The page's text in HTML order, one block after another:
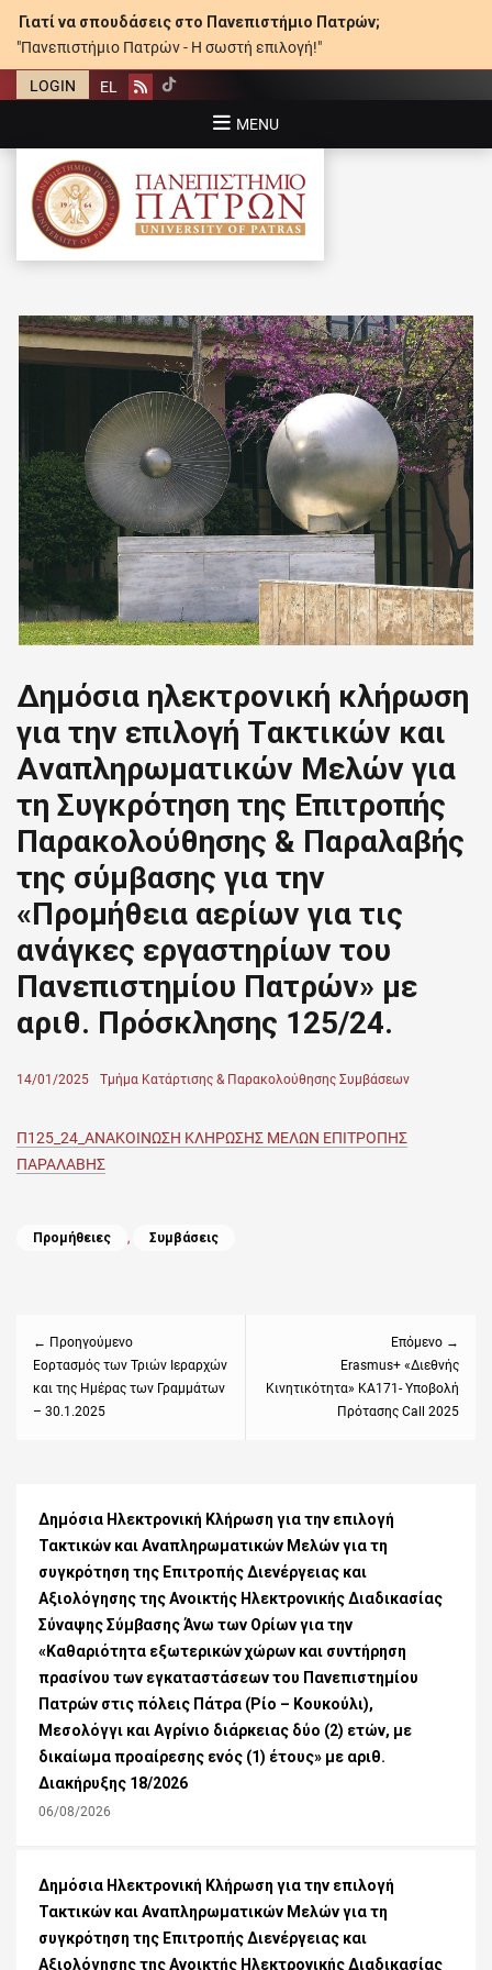
Γιατί να σπουδάσεις στο Πανεπιστήμιο Πατρών;
"Πανεπιστήμιο Πατρών - Η σωστή επιλογή!"
LOGIN EL Rss
MENU
ΠΑΝΕΠΙΣΤΉΜΙΟ ΠΑΤΡΏΝ
Δημόσια ηλεκτρονική κλήρωση
για την επιλογή Tακτικών και
Aναπληρωματικών Mελών για
τη Συγκρότηση της Επιτροπής
Παρακολούθησης & Παραλαβής
της σύμβασης για την
«Προμήθεια αερίων για τις
ανάγκες εργαστηρίων του
Πανεπιστημίου Πατρών» με
αριθ. Πρόσκλησης 125/24.
Posted
14/01/2025 Author
Τμήμα Κατάρτισης & Παρακολούθησης Συμβάσεων
Π125_24_ΑΝΑΚΟΙΝΩΣΗ ΚΛΗΡΩΣΗΣ ΜΕΛΩΝ ΕΠΙΤΡΟΠΗΣ
ΠΑΡΑΛΑΒΗΣ
Categories
Προμήθειες , Συμβάσεις
← Προηγούμενο
Previous
post:
Εορτασμός των Τριών Ιεραρχών
και της Ημέρας των Γραμμάτων
– 30.1.2025
Επόμενο →
post:
Erasmus+ «Διεθνής
Κινητικότητα» ΚΑ171- Υποβολή
Πρότασης Call 2025
Δημόσια Ηλεκτρονική Κλήρωση για την επιλογή
Τακτικών και Αναπληρωματικών Μελών για τη
συγκρότηση της Επιτροπής Διενέργειας και
Αξιολόγησης της Ανοικτής Ηλεκτρονικής Διαδικασίας
Σύναψης Σύμβασης Άνω των Ορίων για την
«Καθαριότητα εξωτερικών χώρων και συντήρηση
πρασίνου των εγκαταστάσεων του Πανεπιστημίου
Πατρών στις πόλεις Πάτρα (Ρίο – Κουκούλι),
Μεσολόγγι και Αγρίνιο διάρκειας δύο (2) ετών, με
δικαίωμα προαίρεσης ενός (1) έτους» με αριθ.
Διακήρυξης 18/2026
06/08/2026
Δημόσια Ηλεκτρονική Κλήρωση για την επιλογή
Τακτικών και Αναπληρωματικών Μελών για τη
συγκρότηση της Επιτροπής Διενέργειας και
Αξιολόγησης της Ανοικτής Ηλεκτρονικής Διαδικασίας